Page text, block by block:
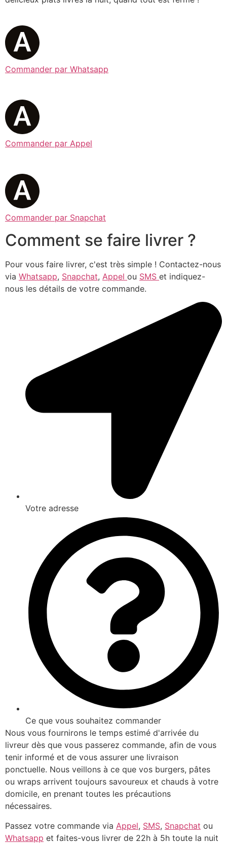
Commander par Whatsapp
Commander par Appel
Commander par Snapchat
Comment se faire livrer ?
Pour vous faire livrer, c'est très simple ! Contactez-nous
via Whatsapp, Snapchat, Appel ou SMS et indiquez-
nous les détails de votre commande.
Votre adresse
Ce que vous souhaitez commander
Nous vous fournirons le temps estimé d'arrivée du
livreur dès que vous passerez commande, afin de vous
tenir informé et de vous assurer une livraison
ponctuelle. Nous veillons à ce que vos burgers, pâtes
ou wraps arrivent toujours savoureux et chauds à votre
domicile, en prenant toutes les précautions
nécessaires.
Passez votre commande via Appel, SMS, Snapchat ou
Whatsapp et faites-vous livrer de 22h à 5h toute la nuit